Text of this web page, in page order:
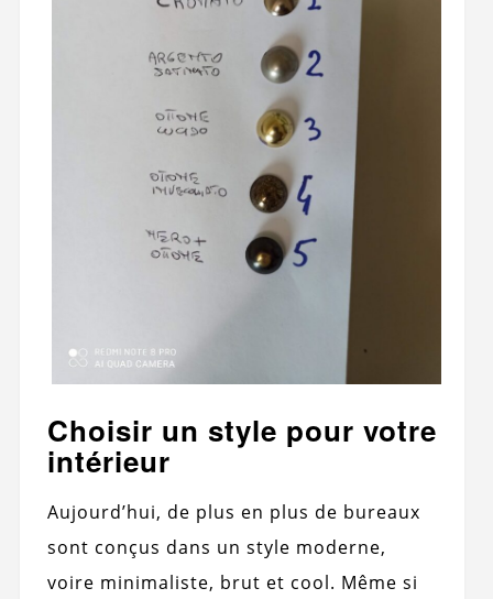
Choisir un style pour votre
intérieur
Aujourd’hui, de plus en plus de bureaux
sont conçus dans un style moderne,
voire minimaliste, brut et cool. Même si